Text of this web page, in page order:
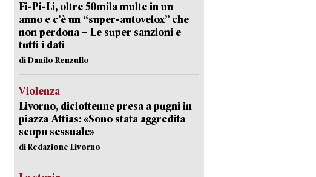
Fi-Pi-Li, oltre 50mila multe in un
anno e c’è un “super-autovelox” che
non perdona – Le super sanzioni e
tutti i dati
di Danilo Renzullo
Violenza
Livorno, diciottenne presa a pugni in
piazza Attias: «Sono stata aggredita
scopo sessuale»
di Redazione Livorno